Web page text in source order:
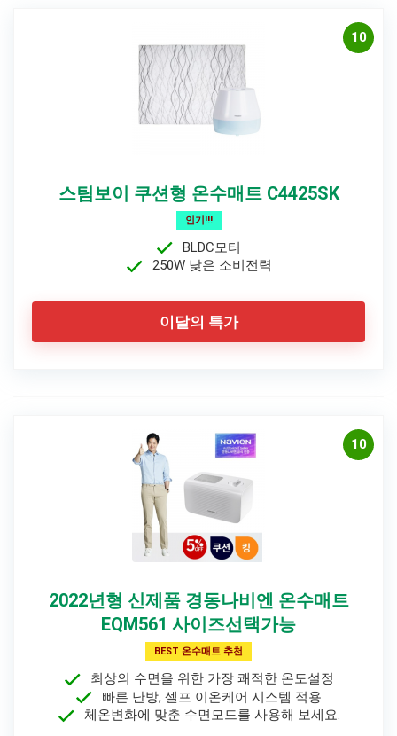
10
스팀보이 쿠션형 온수매트 C4425SK
인기!!!
BLDC모터
250W 낮은 소비전력
이달의 특가
10
2022년형 신제품 경동나비엔 온수매트
EQM561 사이즈선택가능
BEST 온수매트 추천
최상의 수면을 위한 가장 쾌적한 온도설정
빠른 난방, 셀프 이온케어 시스템 적용
체온변화에 맞춘 수면모드를 사용해 보세요.